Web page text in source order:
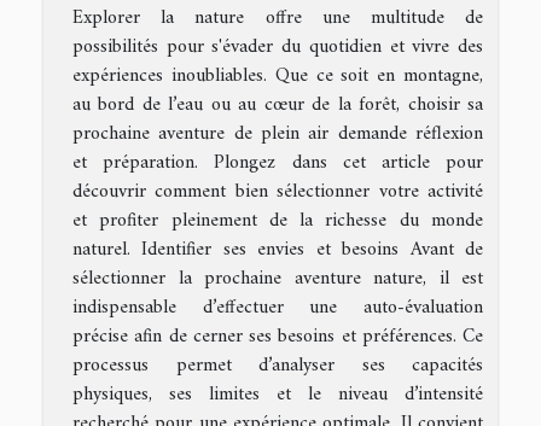
Explorer la nature offre une multitude de
possibilités pour s'évader du quotidien et vivre des
expériences inoubliables. Que ce soit en montagne,
au bord de l’eau ou au cœur de la forêt, choisir sa
prochaine aventure de plein air demande réflexion
et préparation. Plongez dans cet article pour
découvrir comment bien sélectionner votre activité
et profiter pleinement de la richesse du monde
naturel. Identifier ses envies et besoins Avant de
sélectionner la prochaine aventure nature, il est
indispensable d’effectuer une auto-évaluation
précise afin de cerner ses besoins et préférences. Ce
processus permet d’analyser ses capacités
physiques, ses limites et le niveau d’intensité